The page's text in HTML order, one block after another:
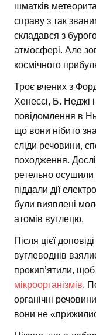
шматків
справу з так
складався з
атмосфері. Але
космічного
Троє вчених з
Хенессі, Б. Неджі
повідомлення в
що вони нібито
сліди речовини,
походження.
ретельно осушили
піддали дії
були виявлені
атомів вуглецю.
Після цієї
вуглеводнів
прокип’ятили, щоб
мікроорганізмів.
органічні
вони не